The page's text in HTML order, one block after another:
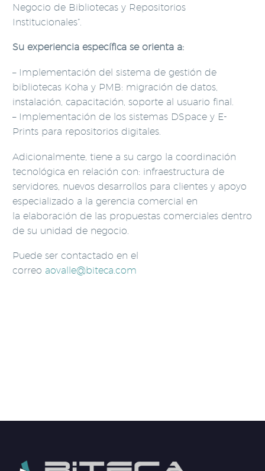
Negocio de Bibliotecas y Repositorios
Institucionales”.
Su experiencia específica se orienta a:
– Implementación del sistema de gestión de
bibliotecas Koha y PMB: migración de datos,
instalación, capacitación, soporte al usuario final.
– Implementación de los sistemas DSpace y E-
Prints para repositorios digitales.
Adicionalmente, tiene a su cargo la coordinación
tecnológica en relación con: infraestructura de
servidores, nuevos desarrollos para clientes y apoyo
especializado a la gerencia comercial en
la elaboración de las propuestas comerciales dentro
de su unidad de negocio.
Puede ser contactado en el
correo aovalle@biteca.com